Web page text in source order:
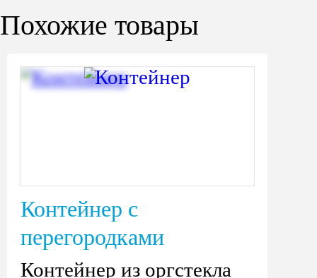
Похожие товары
Контейнер с
перегородками
Контейнер из оргстекла